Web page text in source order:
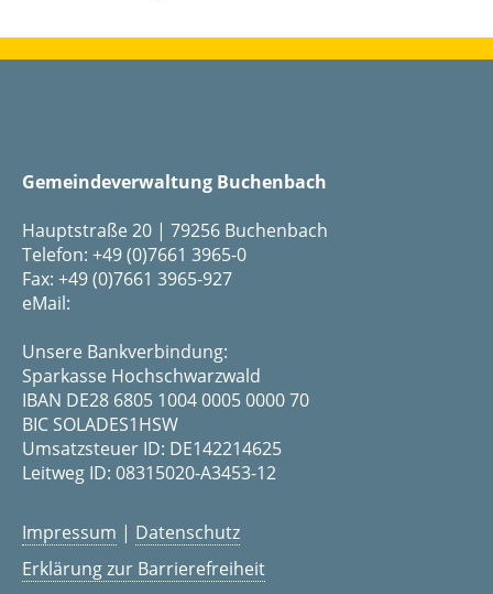
Gemeindeverwaltung Buchenbach
Hauptstraße 20 | 79256 Buchenbach
Telefon: +49 (0)7661 3965-0
Fax: +49 (0)7661 3965-927
eMail:
Unsere Bankverbindung:
Sparkasse Hochschwarzwald
IBAN DE28 6805 1004 0005 0000 70
BIC SOLADES1HSW
Umsatzsteuer ID: DE142214625
Leitweg ID: 08315020-A3453-12
Impressum | Datenschutz
Erklärung zur Barrierefreiheit